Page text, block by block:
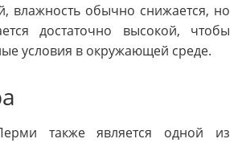
влажность обычно снижается, но
достаточно высокой, чтобы
условия в окружающей среде.
также является одной из